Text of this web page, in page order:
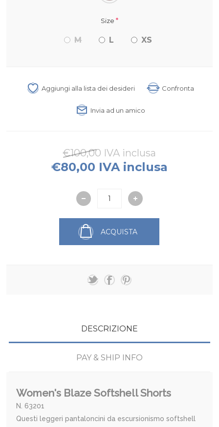
Size *
M L XS
Aggiungi alla lista dei desideri Confronta
Invia ad un amico
€100,00 IVA inclusa
€80,00 IVA inclusa
ACQUISTA
DESCRIZIONE
PAY & SHIP INFO
Women's Blaze Softshell Shorts
N. 63201
Questi leggeri pantaloncini da escursionismo softshell